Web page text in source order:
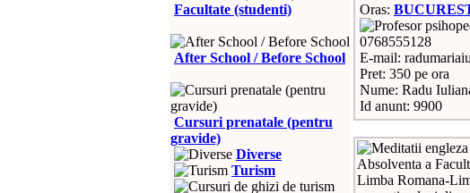
Facultate (studenti)
After School / Before School
Cursuri prenatale (pentru
gravide)
Diverse
Turism
Oras:
0768555128
E-mail:
Pret: 350 pe ora
Nume: Radu
Id anunt: 9900
Absolventa a
Limba Romana-